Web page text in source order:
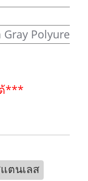
Gray
***
ตนเลส